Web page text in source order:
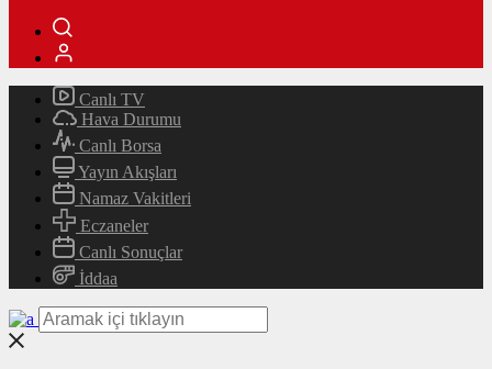
Canlı TV
Hava Durumu
Canlı Borsa
Yayın Akışları
Namaz Vakitleri
Eczaneler
Canlı Sonuçlar
İddaa